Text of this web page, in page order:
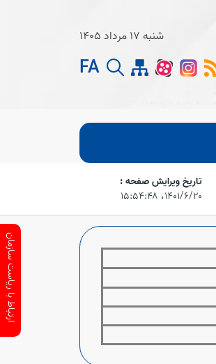
شنبه 17 مرداد 1405
FA
تاریخ ویرایش صفحه :
۱۴۰۱/۶/۲۰،‏ ۱۵:۵۴:۴۸
ارتباط با ریاست سازمان